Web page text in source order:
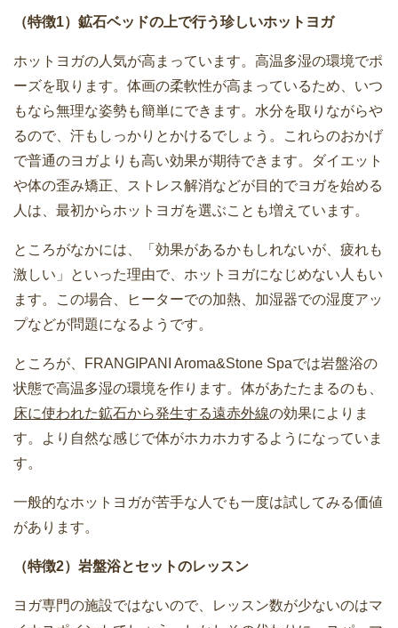
（特徴1）鉱石ベッドの上で行う珍しいホットヨガ
ホットヨガの人気が高まっています。高温多湿の環境でポ
ーズを取ります。体画の柔軟性が高まっているため、いつ
もなら無理な姿勢も簡単にできます。水分を取りながらや
るので、汗もしっかりとかけるでしょう。これらのおかげ
で普通のヨガよりも高い効果が期待できます。ダイエット
や体の歪み矯正、ストレス解消などが目的でヨガを始める
人は、最初からホットヨガを選ぶことも増えています。
ところがなかには、「効果があるかもしれないが、疲れも
激しい」といった理由で、ホットヨガになじめない人もい
ます。この場合、ヒーターでの加熱、加湿器での湿度アッ
プなどが問題になるようです。
ところが、FRANGIPANI Aroma&Stone Spaでは岩盤浴の
状態で高温多湿の環境を作ります。体があたたまるのも、
床に使われた鉱石から発生する遠赤外線の効果によりま
す。より自然な感じで体がホカホカするようになっていま
す。
一般的なホットヨガが苦手な人でも一度は試してみる価値
があります。
（特徴2）岩盤浴とセットのレッスン
ヨガ専門の施設ではないので、レッスン数が少ないのはマ